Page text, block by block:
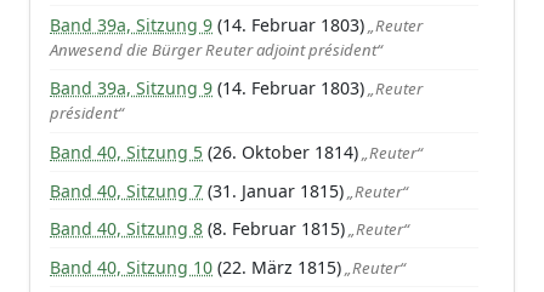
Band 39a, Sitzung 9 (14. Februar 1803)„Reuter
Anwesend die Bürger Reuter adjoint président“
Band 39a, Sitzung 9 (14. Februar 1803)„Reuter
président“
Band 40, Sitzung 5 (26. Oktober 1814)„Reuter“
Band 40, Sitzung 7 (31. Januar 1815) „Reuter“
Band 40, Sitzung 8 (8. Februar 1815)„Reuter“
Band 40, Sitzung 10 (22. März 1815)„Reuter“